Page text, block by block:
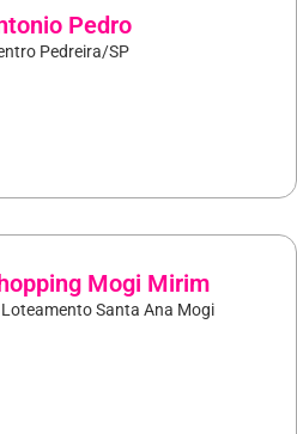
Pedro
Pedreira/SP
Mogi Mirim
Santa Ana Mogi